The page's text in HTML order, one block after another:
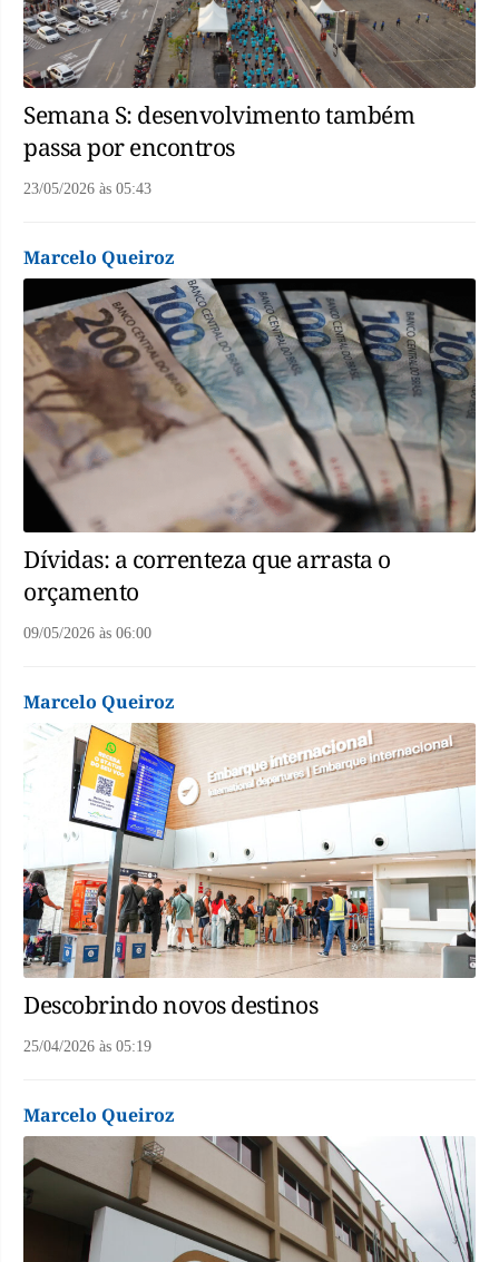
Semana S: desenvolvimento também
passa por encontros
23/05/2026 às 05:43
Marcelo Queiroz
Dívidas: a correnteza que arrasta o
orçamento
09/05/2026 às 06:00
Marcelo Queiroz
Descobrindo novos destinos
25/04/2026 às 05:19
Marcelo Queiroz